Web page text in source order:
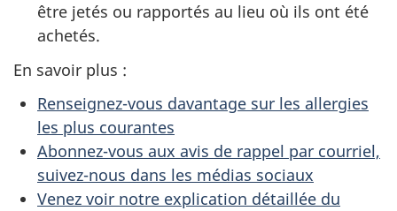
être jetés ou rapportés au lieu où ils ont été
achetés.
En savoir plus :
Renseignez-vous davantage sur les allergies
les plus courantes
Abonnez-vous aux avis de rappel par courriel,
suivez-nous dans les médias sociaux
Venez voir notre explication détaillée du